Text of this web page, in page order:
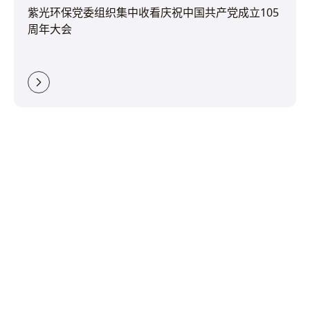
紫光环保党委组织集中收看庆祝中国共产党成立105
周年大会